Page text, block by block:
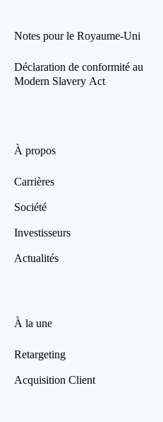
Notes pour le Royaume-Uni
Déclaration de conformité au
Modern Slavery Act
À propos
Carrières
Société
Investisseurs
Actualités
À la une
Retargeting
Acquisition Client